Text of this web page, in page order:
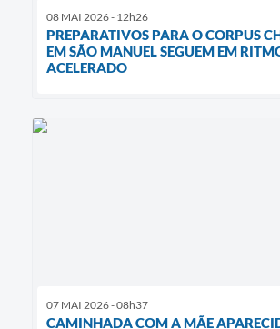
08 MAI 2026 - 12h26
PREPARATIVOS PARA O CORPUS
EM SÃO MANUEL SEGUEM EM
ACELERADO
07 MAI 2026 - 08h37
CAMINHADA COM A MÃE